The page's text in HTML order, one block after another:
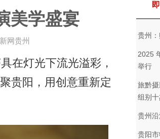
美学盛宴
网贵州
灯光下流光溢彩，
贵阳，用创意重新定
贵州
2025
举行
旅黔
组别
贵州
贵阳